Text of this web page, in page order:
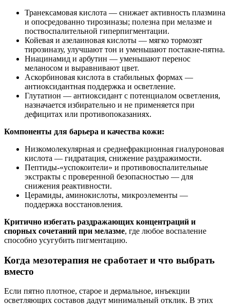
Транексамовая кислота — снижает активность плазмина
и опосредованно тирозиназы; полезна при мелазме и
поствоспалительной гиперпигментации.
Койевая и азелаиновая кислоты — мягко тормозят
тирозиназу, улучшают тон и уменьшают постакне-пятна.
Ниацинамид и арбутин — уменьшают перенос
меланосом и выравнивают цвет.
Аскорбиновая кислота в стабильных формах —
антиоксидантная поддержка и осветление.
Глутатион — антиоксидант с потенциалом осветления,
назначается избирательно и не применяется при
дефицитах или противопоказаниях.
Компоненты для барьера и качества кожи:
Низкомолекулярная и среднефракционная гиалуроновая
кислота — гидратация, снижение раздражимости.
Пептиды-«успокоители» и противовоспалительные
экстракты с проверенной безопасностью — для
снижения реактивности.
Церамиды, аминокислоты, микроэлементы —
поддержка восстановления.
Критично избегать раздражающих концентраций и
спорных сочетаний при мелазме, где любое воспаление
способно усугубить пигментацию.
Когда мезотерапия не сработает и что выбрать
вместо
Если пятно плотное, старое и дермальное, инъекции
осветляющих составов дадут минимальный отклик. В этих